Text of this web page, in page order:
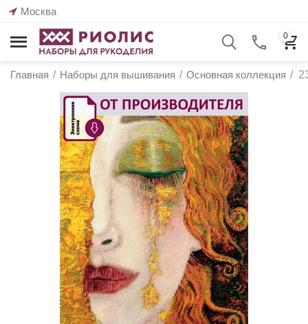
Москва
0
Главная / Наборы для вышивания / Основная коллекция /